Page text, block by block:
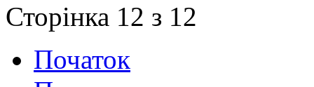
Сторінка 12 з 12
Початок